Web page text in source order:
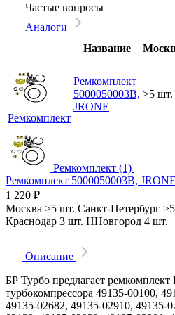
Частые вопросы
Аналоги
Название
Ремкомплект
Ремкомплект
5000050003B,
JRONE
>5 шт.
Ремкомплект (1)
Ремкомплект 5000050003B, JRONE
1 220 ₽
Москва >5 шт. Санкт-Петербург
Краснодар 3 шт. ННовгород 4 шт.
Описание
БР Турбо предлагает
турбокомпрессора 49135-00100,
49135-02682, 49135-02910, 49135-